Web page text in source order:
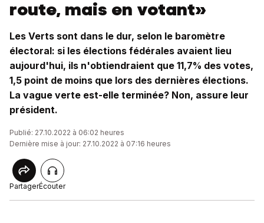
route, mais en votant»
Les Verts sont dans le dur, selon le baromètre
électoral: si les élections fédérales avaient lieu
aujourd'hui, ils n'obtiendraient que 11,7% des votes,
1,5 point de moins que lors des dernières élections.
La vague verte est-elle terminée? Non, assure leur
président.
Publié: 27.10.2022 à 06:02 heures
Dernière mise à jour: 27.10.2022 à 07:16 heures
PartagerÉcouter